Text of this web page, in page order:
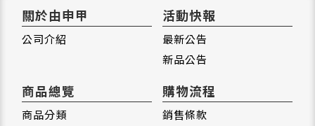
關於由申甲
公司介紹
活動快報
最新公告
新品公告
商品總覽
商品分類
購物流程
銷售條款